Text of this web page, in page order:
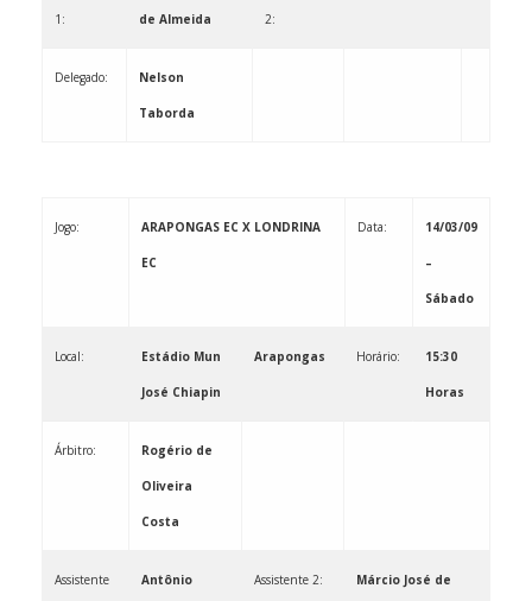
1: de Almeida 2:
Delegado: Nelson
Taborda
Jogo: ARAPONGAS EC X LONDRINA
EC
Data: 14/03/09
–
Sábado
Local: Estádio Mun
José Chiapin
Arapongas Horário: 15:30
Horas
Árbitro: Rogério de
Oliveira
Costa
Assistente Antônio Assistente 2: Márcio José de